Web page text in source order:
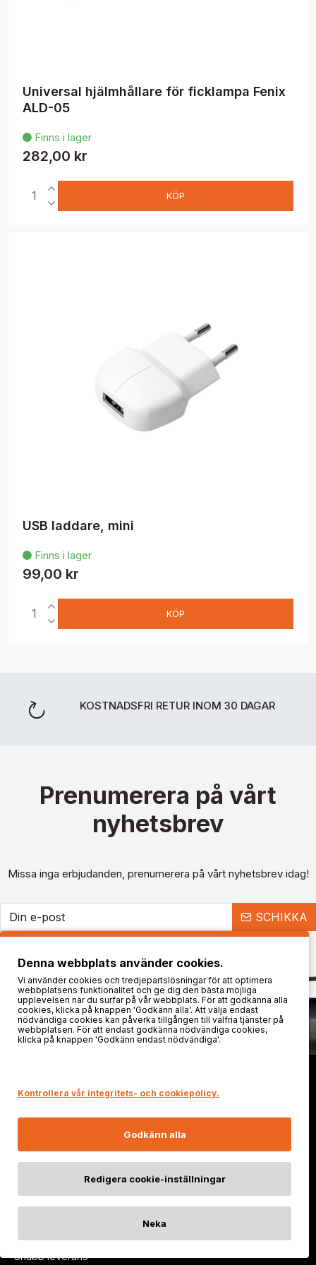
 Finns i lager
Universal hjälmhållare för ficklampa Fenix
ALD-05
282,00 kr
KÖP
 Finns i lager
USB laddare, mini
99,00 kr
KÖP
KOSTNADSFRI RETUR INOM 30 DAGAR
Prenumerera på vårt
nyhetsbrev
Missa inga erbjudanden, prenumerera på vårt nyhetsbrev idag!
SCHIKKA
Jag har läst och godkänner Allmänna villkor
Officiell FENIXSTORE.SE
Om os
100% Nöjd Kund -garanti
Kostnadsfri retur inom 30 dagar
Säkra betalningsalternativ
Snabb leverans
Denna webbplats använder cookies.
Vi använder cookies och tredjepartslösningar för att optimera
webbplatsens funktionalitet och ge dig den bästa möjliga
upplevelsen när du surfar på vår webbplats. För att godkänna alla
cookies, klicka på knappen 'Godkänn alla'. Att välja endast
nödvändiga cookies kan påverka tillgången till valfria tjänster på
webbplatsen. För att endast godkänna nödvändiga cookies,
klicka på knappen 'Godkänn endast nödvändiga'.
Kontrollera vår integritets- och cookiepolicy.
Godkänn alla
Redigera cookie-inställningar
Neka